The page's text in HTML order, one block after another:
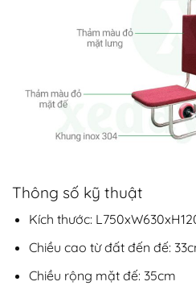
Thông số kỹ thuật
Kích thước:
Chiều cao từ đất đến đế:
Chiều rộng mặt đế: 35cm